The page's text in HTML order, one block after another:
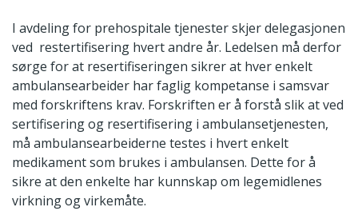
I avdeling for prehospitale tjenester skjer delegasjonen
ved restertifisering hvert andre år. Ledelsen må derfor
sørge for at resertifiseringen sikrer at hver enkelt
ambulansearbeider har faglig kompetanse i samsvar
med forskriftens krav. Forskriften er å forstå slik at ved
sertifisering og resertifisering i ambulansetjenesten,
må ambulansearbeiderne testes i hvert enkelt
medikament som brukes i ambulansen. Dette for å
sikre at den enkelte har kunnskap om legemidlenes
virkning og virkemåte.